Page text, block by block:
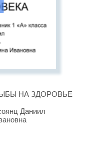
НА ЗДОРОВЬЕ
Даниил